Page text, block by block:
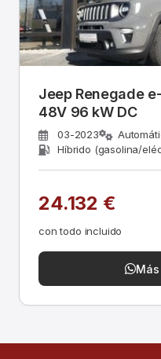
Jeep Renegade
48V 96 kW DC
03-2023
Híbrido (gasolina/
24.132 €
con todo incluido